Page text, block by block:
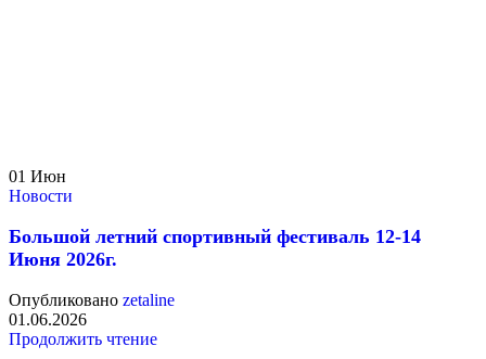
01 Июн
Новости
Большой летний спортивный фестиваль 12-14
Июня 2026г.
Опубликовано zetaline
01.06.2026
Продолжить чтение